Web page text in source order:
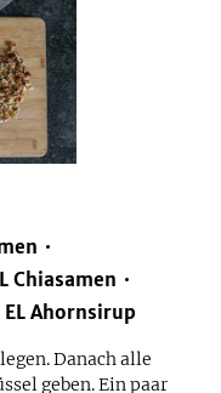
Chiasamen
EL Ahornsirup
Danach alle
geben. Ein paar